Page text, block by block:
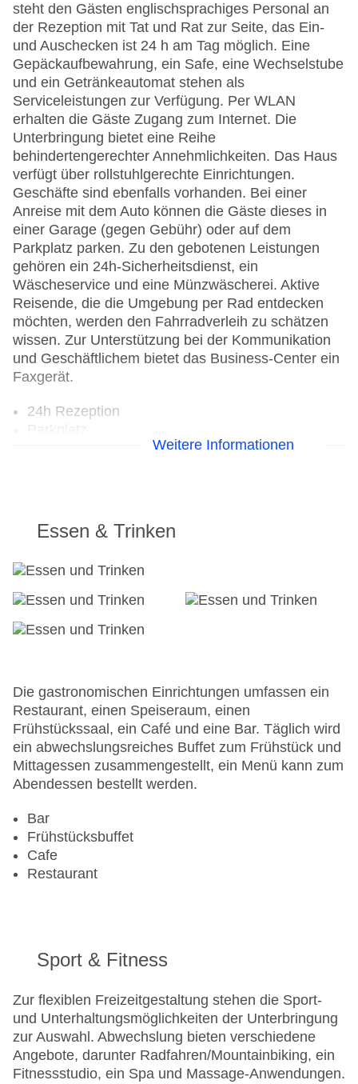
steht den Gästen englischsprachiges Personal an
der Rezeption mit Tat und Rat zur Seite, das Ein-
und Auschecken ist 24 h am Tag möglich. Eine
Gepäckaufbewahrung, ein Safe, eine Wechselstube
und ein Getränkeautomat stehen als
Serviceleistungen zur Verfügung. Per WLAN
erhalten die Gäste Zugang zum Internet. Die
Unterbringung bietet eine Reihe
behindertengerechter Annehmlichkeiten. Das Haus
verfügt über rollstuhlgerechte Einrichtungen.
Geschäfte sind ebenfalls vorhanden. Bei einer
Anreise mit dem Auto können die Gäste dieses in
einer Garage (gegen Gebühr) oder auf dem
Parkplatz parken. Zu den gebotenen Leistungen
gehören ein 24h-Sicherheitsdienst, ein
Wäscheservice und eine Münzwäscherei. Aktive
Reisende, die die Umgebung per Rad entdecken
möchten, werden den Fahrradverleih zu schätzen
wissen. Zur Unterstützung bei der Kommunikation
und Geschäftlichem bietet das Business-Center ein
Faxgerät.
24h Rezeption
Check-in von: 14:00:00
Hotelsafe
WLAN/WiFi im Hotel
Anzahl der Konferenzräume: 1
Anzahl der Aufzüge: 1
Zahlungsarten: American Express, Mastercard,
Weitere Informationen
Essen & Trinken
Die gastronomischen Einrichtungen umfassen ein
Restaurant, einen Speiseraum, einen
Frühstückssaal, ein Café und eine Bar. Täglich wird
ein abwechslungsreiches Buffet zum Frühstück und
Mittagessen zusammengestellt, ein Menü kann zum
Abendessen bestellt werden.
Bar
Frühstücksbuffet
Cafe
Restaurant
Sport & Fitness
Zur flexiblen Freizeitgestaltung stehen die Sport-
und Unterhaltungsmöglichkeiten der Unterbringung
zur Auswahl. Abwechslung bieten verschiedene
Angebote, darunter Radfahren/Mountainbiking, ein
Fitnessstudio, ein Spa und Massage-Anwendungen.